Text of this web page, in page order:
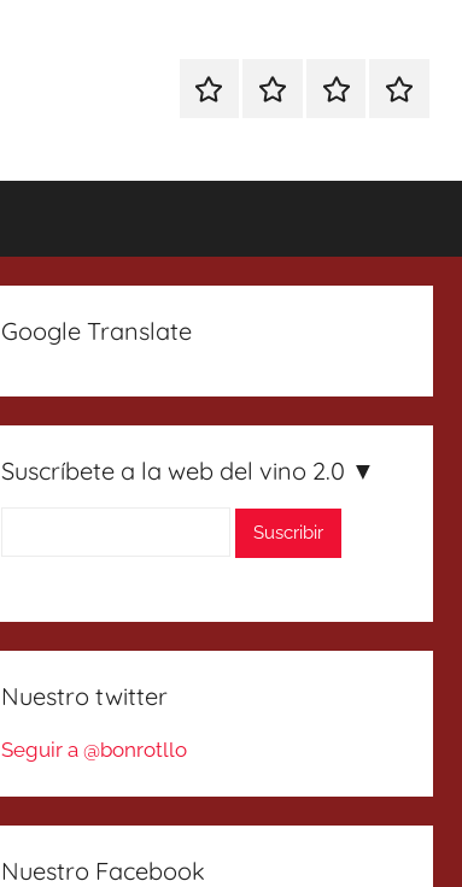
EspecialEnoturismoRanking
Google Translate
Suscríbete a la web del vino 2.0 ▼
Nuestro twitter
Seguir a @bonrotllo
Nuestro Facebook